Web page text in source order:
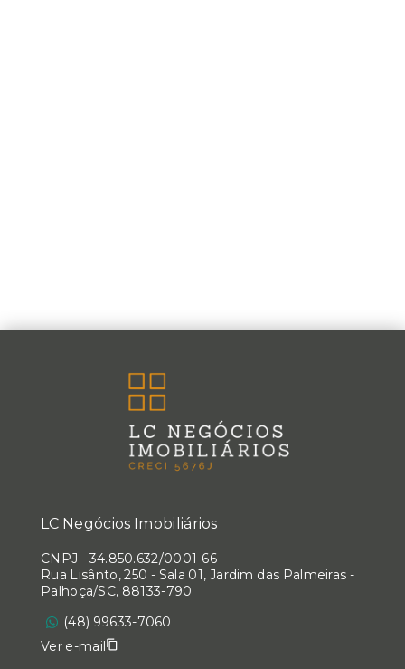
LC Negócios Imobiliários
CNPJ - 34.850.632/0001-66
Rua Lisânto, 250 - Sala 01, Jardim das Palmeiras -
Palhoça/SC, 88133-790
(48) 99633-7060
Ver e-mail